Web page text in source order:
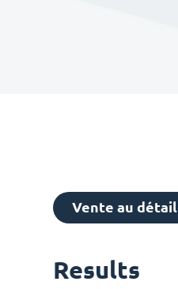
Vente au détail
Results